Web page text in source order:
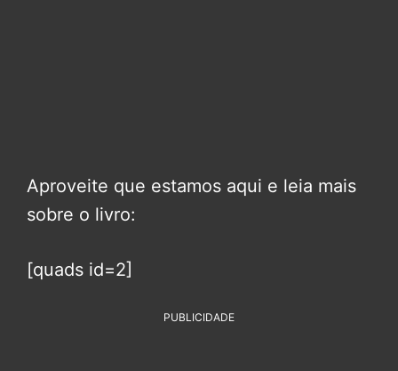
Aproveite que estamos aqui e leia mais
sobre o livro:
[quads id=2]
PUBLICIDADE